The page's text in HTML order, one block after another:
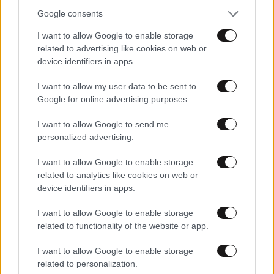
Google consents
I want to allow Google to enable storage
related to advertising like cookies on web or
device identifiers in apps.
I want to allow my user data to be sent to
Google for online advertising purposes.
I want to allow Google to send me
personalized advertising.
I want to allow Google to enable storage
related to analytics like cookies on web or
device identifiers in apps.
I want to allow Google to enable storage
related to functionality of the website or app.
I want to allow Google to enable storage
related to personalization.
αναμένονται πρόσκαιρες νεφώσεις με πιθανότητα
Συστάσεις της Πολιτικής
Προστασίας